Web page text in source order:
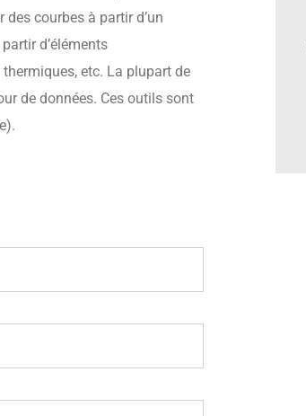
courbes à partir d’un
d’éléments
etc. La plupart de
de données. Ces outils sont